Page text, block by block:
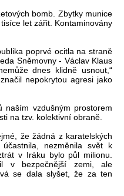
bomb. Zbytky munice
let zářit. Kontaminovány
poprvé ocitla na straně
Sněmovny - Václav Klaus
dnes klidně usnout,“
nepokrytou agresi jako
naším vzdušným prostorem
na tzv. kolektivní obraně.
že žádná z karatelských
nezměnila svět k
v Iráku bylo půl milionu.
v bezpečnější zemi, ale
se dala slyšet, že za ten